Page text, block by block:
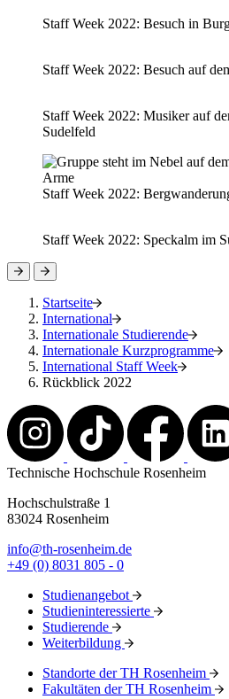
Staff Week 2022: Besuch in
Staff Week 2022: Besuch auf
Staff Week 2022: Musiker auf
Sudelfeld
Staff Week 2022:
Staff Week 2022: Speckalm im
Startseite
International
Internationale Studierende
Internationale Kurzprogramme
International Staff Week
Rückblick 2022
Technische Hochschule Rosenheim
Hochschulstraße 1
83024 Rosenheim
info@th-rosenheim.de
+49 (0) 8031 805 - 0
Studienangebot
Studieninteressierte
Studierende
Weiterbildung
Standorte der TH Rosenheim
Fakultäten der TH Rosenheim